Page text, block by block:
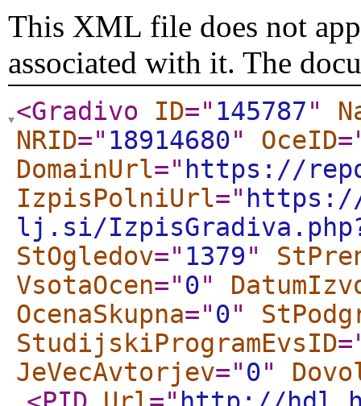
This XML file does not
associated with it. The
<Gradivo ID=" 145787"
NRID=" 18914680" OceID
DomainUrl=" https://
IzpisPolniUrl="
lj.si/
StOgledov=" 1379"
VsotaOcen="0"
OcenaSkupna="0"
StudijskiProgramEvsID
JeVecAvtorjev="0"